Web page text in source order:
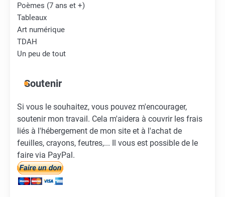
Poèmes (7 ans et +)
Tableaux
Art numérique
TDAH
Un peu de tout
Soutenir
Si vous le souhaitez, vous pouvez m'encourager,
soutenir mon travail. Cela m'aidera à couvrir les frais
liés à l'hébergement de mon site et à l'achat de
feuilles, crayons, feutres,... Il vous est possible de le
faire via PayPal.